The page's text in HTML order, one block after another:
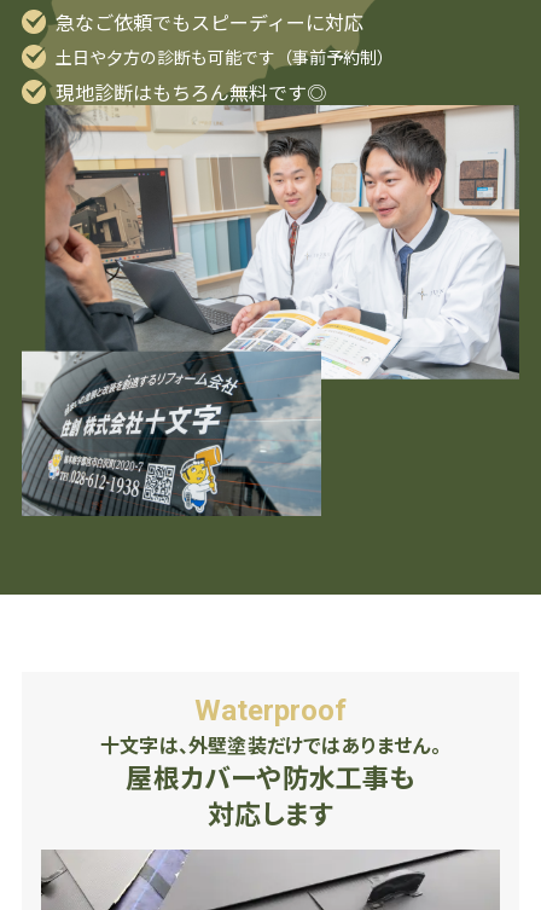
急なご依頼でもスピーディーに対応
土日や夕方の診断も可能です（事前予約制）
現地診断はもちろん無料です◎
Waterproof
十文字は、外壁塗装だけではありません。
屋根カバーや防水工事も
対応します